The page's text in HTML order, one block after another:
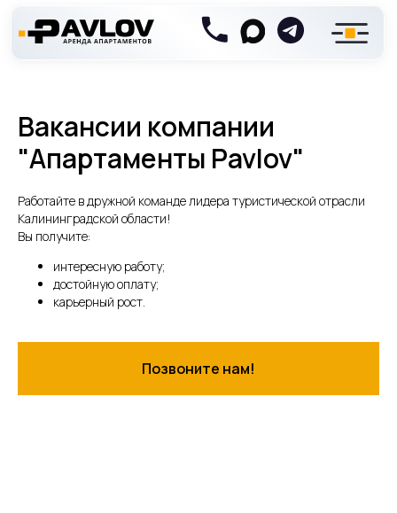
Вакансии компании
"Апартаменты Pavlov"
Работайте в дружной команде лидера туристической отрасли
Калининградской области!
Вы получите:
интересную работу;
достойную оплату;
карьерный рост.
Позвоните нам!